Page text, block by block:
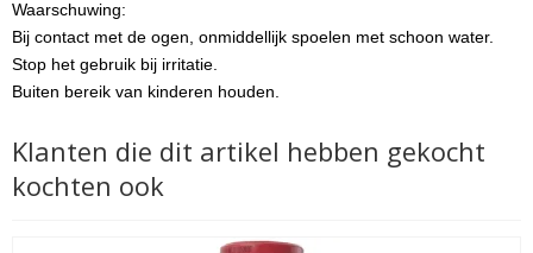
Waarschuwing:
Bij contact met de ogen, onmiddellijk spoelen met schoon water.
Stop het gebruik bij irritatie.
Buiten bereik van kinderen houden.
Klanten die dit artikel hebben gekocht
kochten ook